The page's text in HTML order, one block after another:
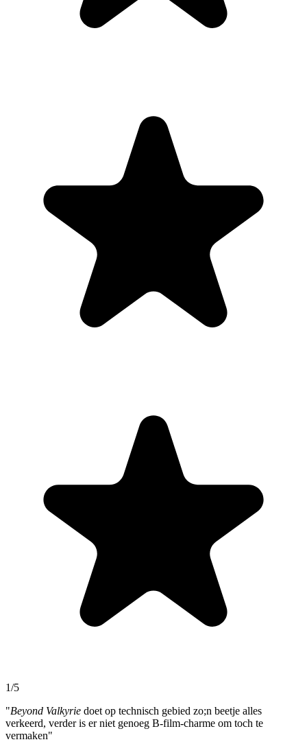
1/5
"Beyond Valkyrie doet op technisch gebied zo;n beetje alles
verkeerd, verder is er niet genoeg B-film-charme om toch te
vermaken"